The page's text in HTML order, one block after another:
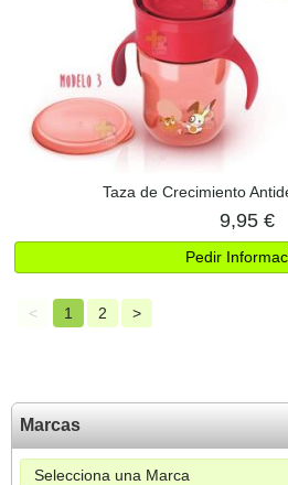
Marcas
Taza de Crecimiento
9,95 €
Pedir
< 1 2 >